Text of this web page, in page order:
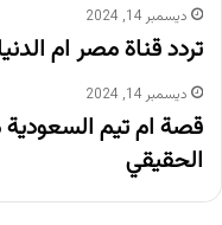
ديسمبر 14, 2024
تردد قناة مصر ام الدنيا 2023 على نايل
ديسمبر 14, 2024
قصة ام تيم
الحقيقي